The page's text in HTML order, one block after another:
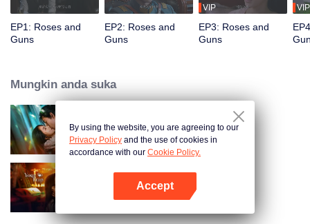
EP1: Roses and
Guns
EP2: Roses and
Guns
VIP
EP3: Roses and
Guns
VIP
Mungkin anda suka
Loving The Lie
Your Trap
By using the website, you are agreeing to our
Privacy Policy and the use of cookies in
accordance with our Cookie Policy.
Accept